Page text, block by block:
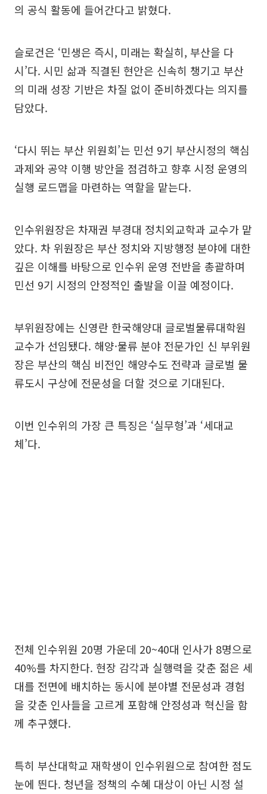
의 공식 활동에 들어간다고 밝혔다.
슬로건은 ‘민생은 즉시, 미래는 확실히, 부산을 다
시’다. 시민 삶과 직결된 현안은 신속히 챙기고 부산
의 미래 성장 기반은 차질 없이 준비하겠다는 의지를
담았다.
‘다시 뛰는 부산 위원회’는 민선 9기 부산시정의 핵심
과제와 공약 이행 방안을 점검하고 향후 시정 운영의
실행 로드맵을 마련하는 역할을 맡는다.
인수위원장은 차재권 부경대 정치외교학과 교수가 맡
았다. 차 위원장은 부산 정치와 지방행정 분야에 대한
깊은 이해를 바탕으로 인수위 운영 전반을 총괄하며
민선 9기 시정의 안정적인 출발을 이끌 예정이다.
부위원장에는 신영란 한국해양대 글로벌물류대학원
교수가 선임됐다. 해양·물류 분야 전문가인 신 부위원
장은 부산의 핵심 비전인 해양수도 전략과 글로벌 물
류도시 구상에 전문성을 더할 것으로 기대된다.
이번 인수위의 가장 큰 특징은 ‘실무형’과 ‘세대교
체’다.
전체 인수위원 20명 가운데 20~40대 인사가 8명으로
40%를 차지한다. 현장 감각과 실행력을 갖춘 젊은 세
대를 전면에 배치하는 동시에 분야별 전문성과 경험
을 갖춘 인사들을 고르게 포함해 안정성과 혁신을 함
께 추구했다.
특히 부산대학교 재학생이 인수위원으로 참여한 점도
눈에 띈다. 청년을 정책의 수혜 대상이 아닌 시정 설